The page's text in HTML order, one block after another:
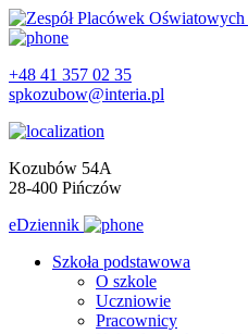
+48 41 357 02 35
spkozubow@interia.pl
Kozubów 54A
28-400 Pińczów
eDziennik
Szkoła podstawowa
O szkole
Uczniowie
Pracownicy